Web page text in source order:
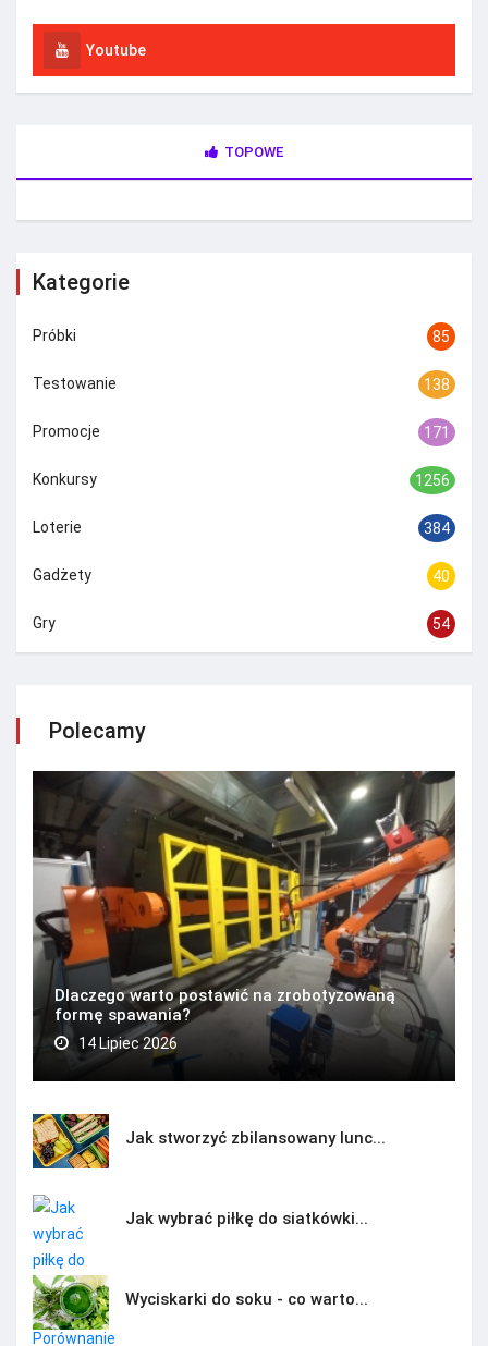
Youtube
TOPOWE
Kategorie
Próbki 85
Testowanie 138
Promocje 171
Konkursy 1256
Loterie 384
Gadżety 40
Gry 54
Polecamy
Dlaczego warto postawić na zrobotyzowaną
formę spawania?
14 Lipiec 2026
Jak stworzyć zbilansowany lunc...
Jak wybrać piłkę do siatkówki...
Wyciskarki do soku - co warto...